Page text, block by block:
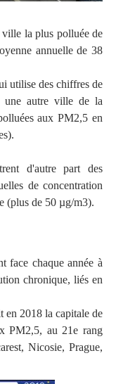
la plus polluée de
annuelle de 38
utilise des chiffres de
une autre ville de la
aux PM2,5 en
d'autre part des
de concentration
(plus de 50 µg/m3).
face chaque année à
chronique, liés en
en 2018 la capitale de
PM2,5, au 21e rang
Nicosie, Prague,